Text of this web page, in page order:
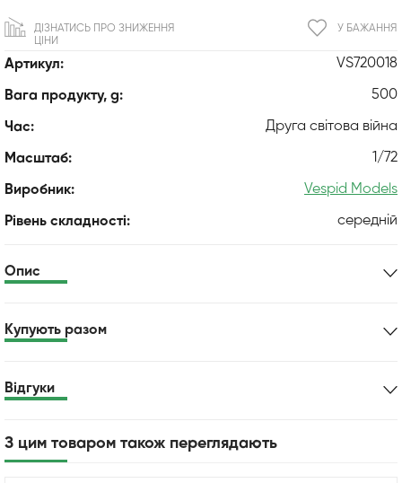
Артикул: VS720018
Вага продукту, g: 500
Час: Друга світова війна
Масштаб: 1/72
Виробник: Vespid Models
Рівень складності: середній
У БАЖАННЯ
ДІЗНАТИСЬ ПРО ЗНИЖЕННЯ
ЦІНИ
Опис
Купують разом
Відгуки
З цим товаром також переглядають